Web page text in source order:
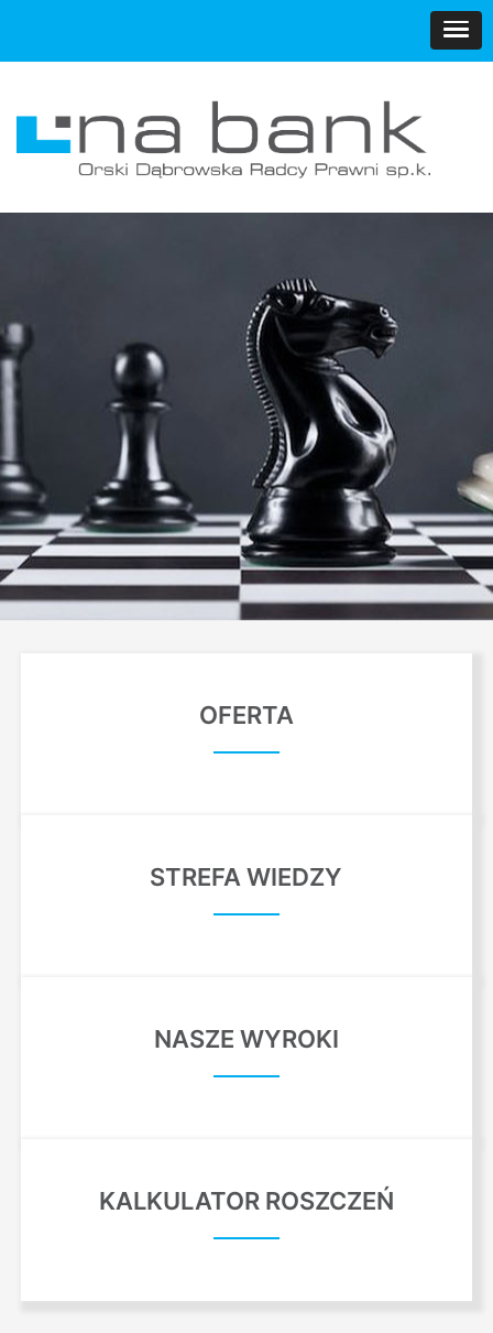
OFERTA
STREFA WIEDZY
NASZE WYROKI
KALKULATOR ROSZCZEŃ